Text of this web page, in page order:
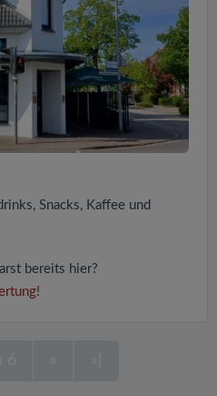
Snacks, Kaffee und
bereits hier?